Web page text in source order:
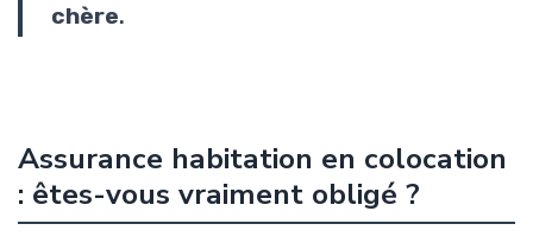
chère.
Assurance habitation en colocation
: êtes-vous vraiment obligé ?